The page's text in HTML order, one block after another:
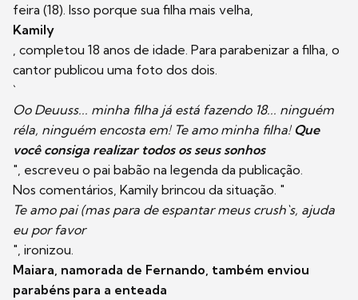
feira (18). Isso porque sua filha mais velha,
Kamily
, completou 18 anos de idade. Para parabenizar a filha, o
cantor publicou uma foto dos dois.
`
Oo Deuuss... minha filha já está fazendo 18... ninguém
réla, ninguém encosta em! Te amo minha filha!Que
você consiga realizar todos os seus sonhos
", escreveu o pai babão na legenda da publicação.
Nos comentários, Kamily brincou da situação. "
Te amo pai (mas para de espantar meus crush`s, ajuda
eu por favor
", ironizou.
Maiara, namorada de Fernando, também enviou
parabéns para a enteada